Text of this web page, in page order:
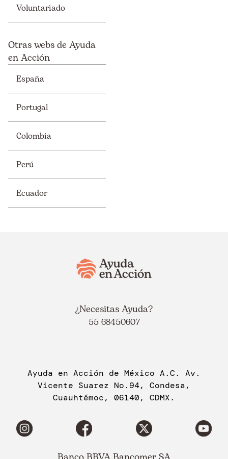
Voluntariado
Otras webs de Ayuda
en Acción
España
Portugal
Colombia
Perú
Ecuador
¿Necesitas Ayuda?
55 68450607
Ayuda en Acción de México A.C. Av.
Vicente Suarez No.94, Condesa,
Cuauhtémoc, 06140, CDMX.